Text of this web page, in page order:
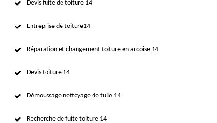
Devis fuite de toiture 14
Entreprise de toiture14
Réparation et changement toiture en ardoise 14
Devis toiture 14
Démoussage nettoyage de tuile 14
Recherche de fuite toiture 14